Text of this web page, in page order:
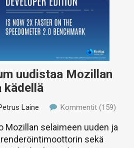
uudistaa Mozillan
kädellä
Laine Kommentit (159)
Mozillan selaimeen uuden ja
sekä